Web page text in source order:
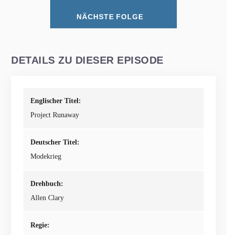
NÄCHSTE FOLGE
DETAILS ZU DIESER EPISODE
Englischer Titel:
Project Runaway
Deutscher Titel:
Modekrieg
Drehbuch:
Allen Clary
Regie: